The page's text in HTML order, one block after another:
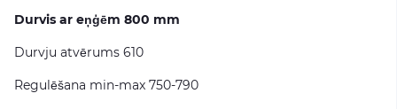
Durvis ar eņģēm 800 mm
Durvju atvērums 610
Regulēšana min-max 750-790